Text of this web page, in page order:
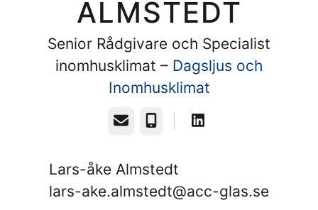
ALMSTEDT
Senior Rådgivare och Specialist
inomhusklimat – Dagsljus och
Inomhusklimat
E-postTelefon
Lars-åke Almstedt
lars-ake.almstedt@acc-glas.se